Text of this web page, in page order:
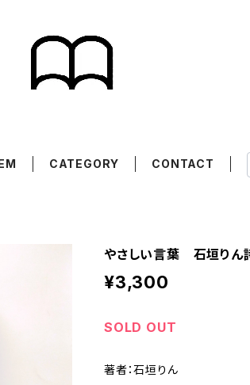
CATEGORY CONTACT
やさしい言葉 石垣りん
¥3,300
SOLD OUT
著者：石垣りん